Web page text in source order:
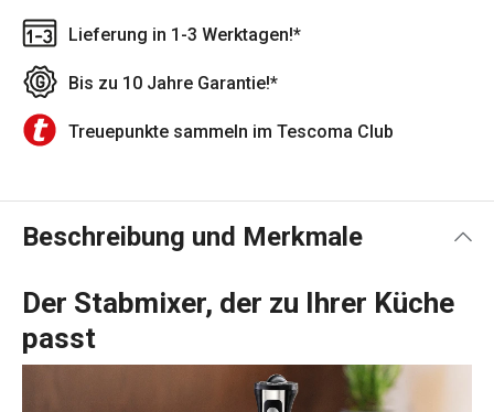
Lieferung in 1-3 Werktagen!*
Bis zu 10 Jahre Garantie!*
Treuepunkte sammeln im Tescoma Club
Beschreibung und Merkmale
Der Stabmixer, der zu Ihrer Küche
passt